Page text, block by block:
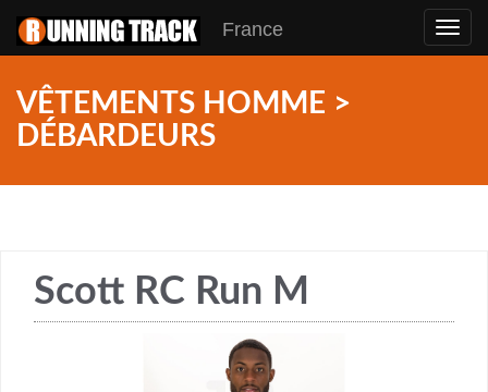
France
VÊTEMENTS HOMME >
DÉBARDEURS
Scott RC Run M